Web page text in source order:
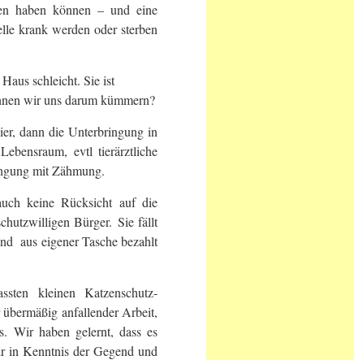
haben können – und eine
krank werden oder sterben
schleicht. Sie ist
wir uns darum kümmern?
dann die Unterbringung in
evtl tierärztliche
mit Zähmung.
keine Rücksicht auf die
Bürger. Sie fällt
aus eigener Tasche bezahlt
kleinen Katzenschutz-
anfallender Arbeit,
Wir haben gelernt, dass es
in Kenntnis der Gegend und